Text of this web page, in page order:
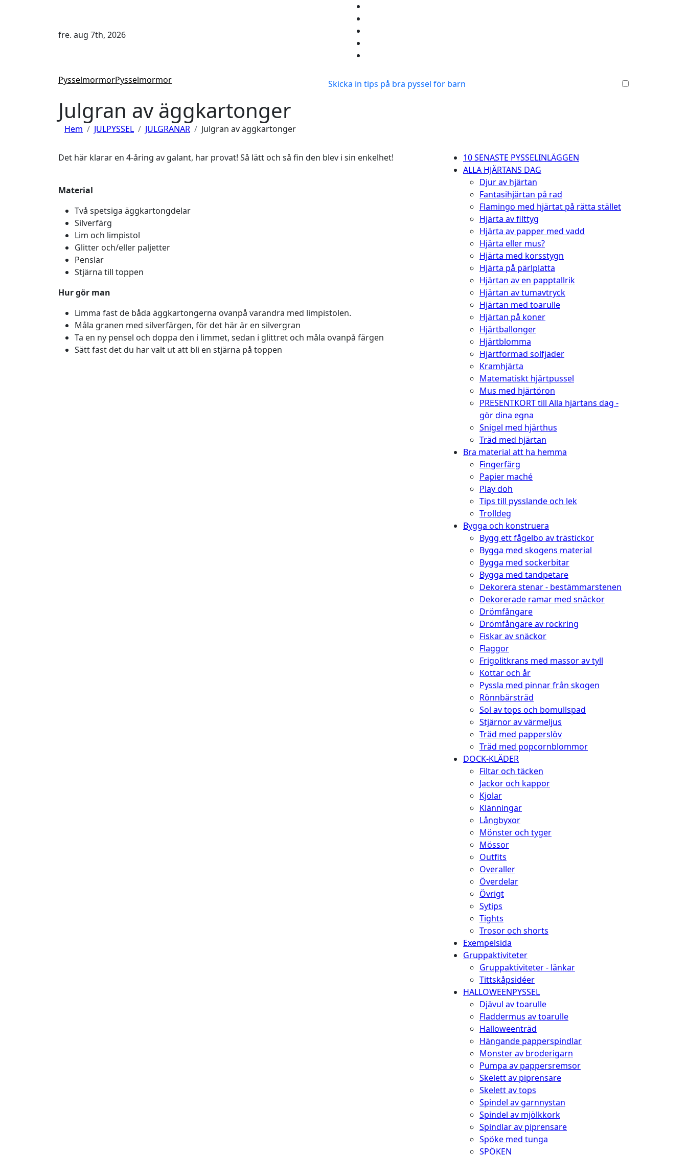
fre. aug 7th, 2026
PysselmormorPysselmormor Skicka in tips på bra pyssel för barn
Julgran av äggkartonger
Hem JULPYSSEL JULGRANAR Julgran av äggkartonger
Det här klarar en 4-åring av galant, har provat! Så lätt och så fin den blev i sin enkelhet!
Material
Två spetsiga äggkartongdelar
Silverfärg
Lim och limpistol
Glitter och/eller paljetter
Penslar
Stjärna till toppen
Hur gör man
Limma fast de båda äggkartongerna ovanpå varandra med limpistolen.
Måla granen med silverfärgen, för det här är en silvergran
Ta en ny pensel och doppa den i limmet, sedan i glittret och måla ovanpå färgen
Sätt fast det du har valt ut att bli en stjärna på toppen
10 SENASTE PYSSELINLÄGGEN
ALLA HJÄRTANS DAG
Djur av hjärtan
Fantasihjärtan på rad
Flamingo med hjärtat på rätta stället
Hjärta av filttyg
Hjärta av papper med vadd
Hjärta eller mus?
Hjärta med korsstygn
Hjärta på pärlplatta
Hjärtan av en papptallrik
Hjärtan av tumavtryck
Hjärtan med toarulle
Hjärtan på koner
Hjärtballonger
Hjärtblomma
Hjärtformad solfjäder
Kramhjärta
Matematiskt hjärtpussel
Mus med hjärtöron
PRESENTKORT till Alla hjärtans dag -
gör dina egna
Snigel med hjärthus
Träd med hjärtan
Bra material att ha hemma
Fingerfärg
Papier maché
Play doh
Tips till pysslande och lek
Trolldeg
Bygga och konstruera
Bygg ett fågelbo av trästickor
Bygga med skogens material
Bygga med sockerbitar
Bygga med tandpetare
Dekorera stenar - bestämmarstenen
Dekorerade ramar med snäckor
Drömfångare
Drömfångare av rockring
Fiskar av snäckor
Flaggor
Frigolitkrans med massor av tyll
Kottar och år
Pyssla med pinnar från skogen
Rönnbärsträd
Sol av tops och bomullspad
Stjärnor av värmeljus
Träd med papperslöv
Träd med popcornblommor
DOCK-KLÄDER
Filtar och täcken
Jackor och kappor
Kjolar
Klänningar
Långbyxor
Mönster och tyger
Mössor
Outfits
Overaller
Överdelar
Övrigt
Sytips
Tights
Trosor och shorts
Exempelsida
Gruppaktiviteter
Gruppaktiviteter - länkar
Tittskåpsidéer
HALLOWEENPYSSEL
Djävul av toarulle
Fladdermus av toarulle
Halloweenträd
Hängande papperspindlar
Monster av broderigarn
Pumpa av pappersremsor
Skelett av piprensare
Skelett av tops
Spindel av garnnystan
Spindel av mjölkkork
Spindlar av piprensare
Spöke med tunga
SPÖKEN